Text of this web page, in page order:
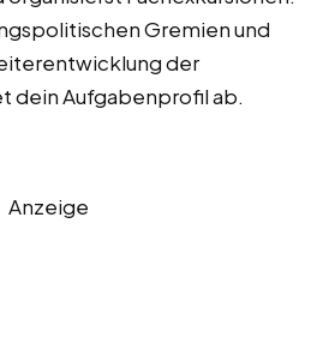
Gremien und
der
dein Aufgabenprofil ab.
Anzeige